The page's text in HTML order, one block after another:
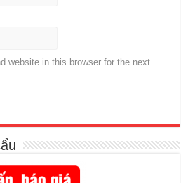
website in this browser for the next